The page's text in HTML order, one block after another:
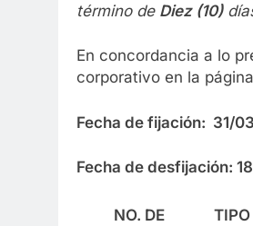
término de Diez (10)
En concordancia a lo
corporativo en la
Fecha de fijación: 31/
Fecha de desfijación:
NO. DE
TIPO